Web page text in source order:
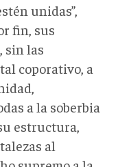
unidas”,
fin, sus
sin las
coporativo, a
a la soberbia
estructura,
al